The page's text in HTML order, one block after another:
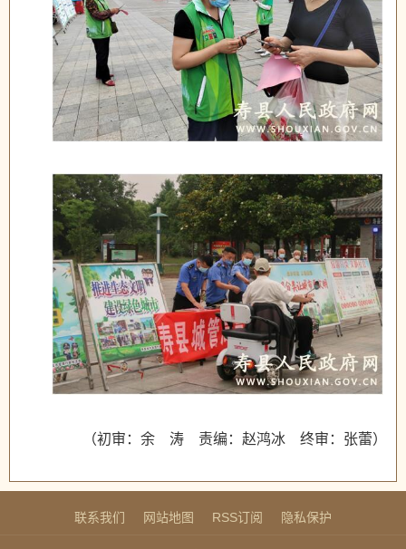
（初审：余 涛 责编：赵鸿冰 终审：张蕾）
联系我们 网站地图 RSS订阅 隐私保护